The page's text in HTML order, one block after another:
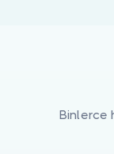
Binlerce